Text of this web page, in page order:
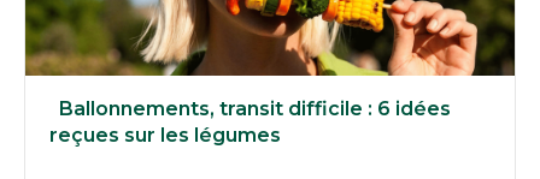
Ballonnements, transit difficile : 6 idées
reçues sur les légumes